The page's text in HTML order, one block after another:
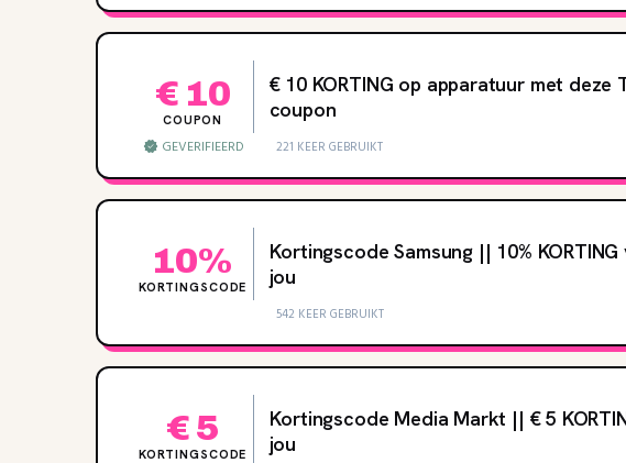
€ 10
COUPON
€ 10 KORTING op apparatuur met deze
coupon
GEVERIFIEERD 221 KEER GEBRUIKT
10%
KORTINGSCODE
Kortingscode Samsung || 10‌%
jou
542 KEER GEBRUIKT
€ 5
KORTINGSCODE
Kortingscode Media Markt || € 5
jou